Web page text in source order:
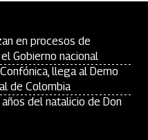
en procesos de
Gobierno nacional
llega al Demo
de Colombia
del natalicio de Don